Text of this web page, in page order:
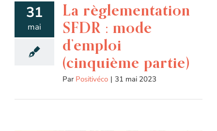
31
mai
La règlementation
SFDR : mode
d’emploi
(cinquième partie)
Par Positivéco | 31 mai 2023